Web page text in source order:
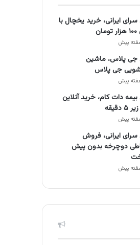
ایرانی، خرید یخچال با
جی پلاس، ماشین
جی پلاس
دات کام، خرید آنلاین
دقیقه
سرای ایرانی، فروش
دوچرخه بدون پیش